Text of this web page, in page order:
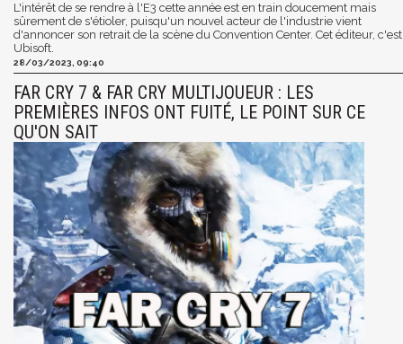
L'intérêt de se rendre à l'E3 cette année est en train doucement mais
sûrement de s'étioler, puisqu'un nouvel acteur de l'industrie vient
d'annoncer son retrait de la scène du Convention Center. Cet éditeur, c'est
Ubisoft.
28/03/2023, 09:40
FAR CRY 7 & FAR CRY MULTIJOUEUR : LES
PREMIÈRES INFOS ONT FUITÉ, LE POINT SUR CE
QU'ON SAIT